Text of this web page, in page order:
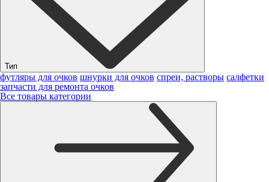
Тип
футляры для очков шнурки для очков спреи, растворы салфетки
запчасти для ремонта очков
Все товары категории